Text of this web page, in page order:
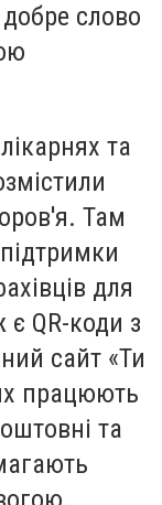
слово
та
Там
для
QR-коди з
сайт «Ти
працюють
та